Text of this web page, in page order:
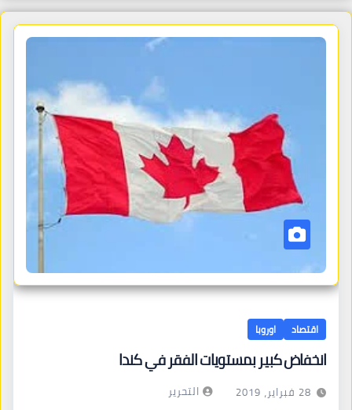
اقتصاد اوروبا
انخفاض كبير بمستويات الفقر في كندا
28 فبراير، 2019 التحرير